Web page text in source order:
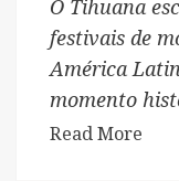
O Tihuana
festivais de
América
momento
Read More